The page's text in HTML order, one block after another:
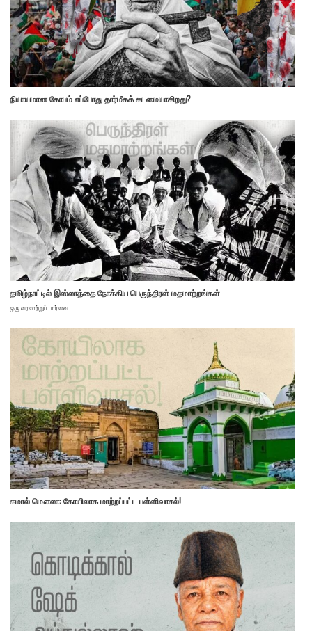
நியாயமான கோபம் எப்போது தார்மீகக் கடமையாகிறது?
தமிழ்நாட்டில் இஸ்லாத்தை நோக்கிய பெருந்திரள் மதமாற்றங்கள்
ஒரு வரலாற்றுப் பார்வை
கமால் மௌலா: கோயிலாக மாற்றப்பட்ட பள்ளிவாசல்!